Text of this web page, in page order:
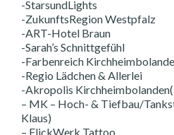
-StarsundLights
-ZukunftsRegion Westpfalz
-ART-Hotel Braun
-Sarah’s Schnittgefühl
-Farbenreich
-Regio Lädchen & Allerlei
-Akropolis
– MK – Hoch- & Tiefbau/
Klaus)
– FlickWerk Tattoo